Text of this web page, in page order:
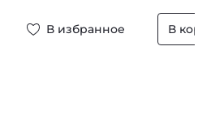
В избранное В